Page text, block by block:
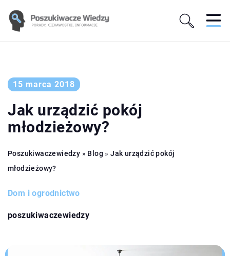
15 marca 2018
Jak urządzić pokój
młodzieżowy?
Poszukiwaczewiedzy » Blog »Jak urządzić pokój
młodzieżowy?
Dom i ogrodnictwo
poszukiwaczewiedzy